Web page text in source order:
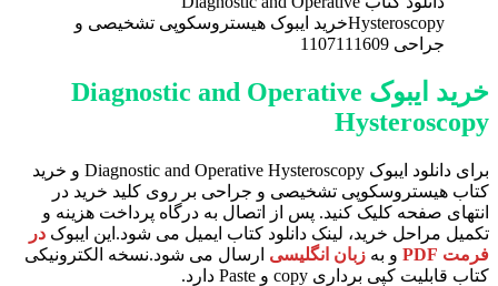
Hysteroscopyخرید ایبوک هیستروسکوپی تشخیصی و
جراحی ‎ 1107111609
خرید ایبوک Diagnostic and Operative
Hysteroscopy
برای دانلود ایبوک Diagnostic and Operative Hysteroscopy و خرید
کتاب هیستروسکوپی تشخیصی و جراحی بر روی کلید خرید در
انتهای صفحه کلیک کنید. پس از اتصال به درگاه پرداخت هزینه و
تکمیل مراحل خرید، لینک دانلود کتاب ایمیل می شود.این ایبوک در
فرمت PDF
و به زبان انگلیسی ارسال می شود.نسخه الکترونیکی
کتاب قابلیت کپی برداری copy و Paste دارد.